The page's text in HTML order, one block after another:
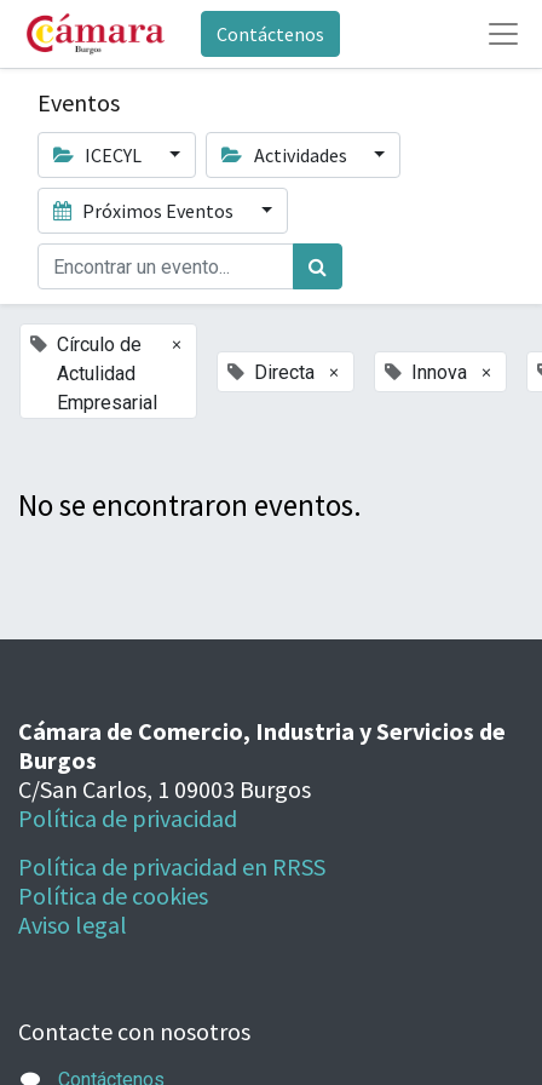
Contáctenos
Eventos
ICECYL Actividades
Próximos Eventos
Círculo de
Actulidad
Empresarial
×
Directa × Innova ×
No se encontraron eventos.
Cámara de Comercio, Industria y Servicios de
Burgos
C/San Carlos, 1 09003 Burgos
Política de privacidad
Política de privacidad en RRSS
Política de cookies
Aviso legal
Contacte con nosotros
Contáctenos